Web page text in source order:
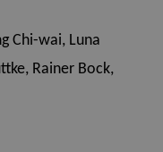
Chi-wai, Luna
Rainer Bock,